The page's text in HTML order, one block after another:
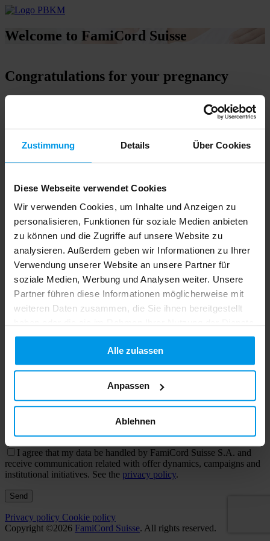
Zustimmung Details Über Cookies
Diese Webseite verwendet Cookies
Wir verwenden Cookies, um Inhalte und Anzeigen zu
personalisieren, Funktionen für soziale Medien anbieten
zu können und die Zugriffe auf unsere Website zu
analysieren. Außerdem geben wir Informationen zu Ihrer
Verwendung unserer Website an unsere Partner für
soziale Medien, Werbung und Analysen weiter. Unsere
Partner führen diese Informationen möglicherweise mit
weiteren Daten zusammen, die Sie ihnen bereitgestellt
gesammelt haben.
Alle zulassen
Anpassen
Ablehnen
Welcome to FamiCord Suisse
Congratulations for your pregnancy
Glad you are here….
Did you know that collecting umbilical cord blood is a once in a
family?
If you would like to learn more about the possibilities of stem cell
decided to store your baby’s stem cells please select one of the
following options:
I would like to be contacted by FamiCord Suisse
I would like
to receive an information dossier
I agree that my data be handled by FamiCord Suisse S.A. and
receive communication related with offer dynamics, campaigns and
institutional initiatives. See the privacy policy.
Send
Privacy policy Cookie policy
Copyright ©2026 FamiCord Suisse. All rights reserved.